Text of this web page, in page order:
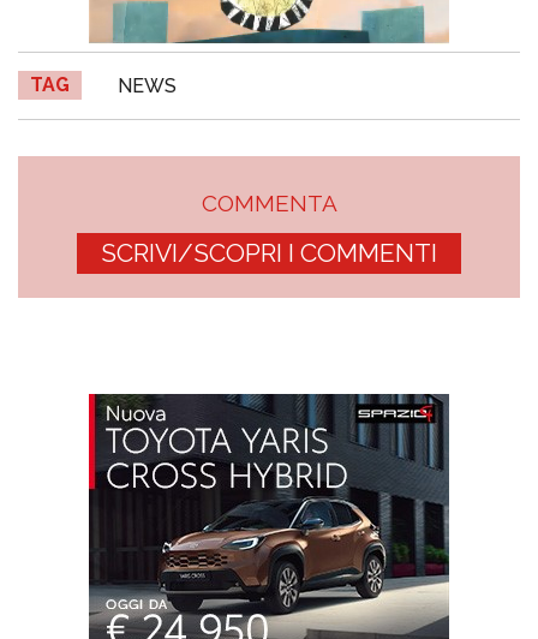
TAG NEWS
COMMENTA
SCRIVI/SCOPRI I COMMENTI